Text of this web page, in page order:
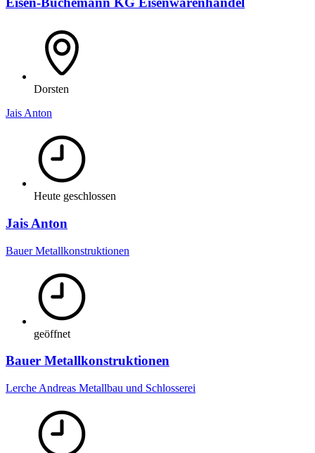
Dorsten
Jais Anton
Heute geschlossen
Jais Anton
Bauer Metallkonstruktionen
geöffnet
Bauer Metallkonstruktionen
Lerche Andreas Metallbau und Schlosserei